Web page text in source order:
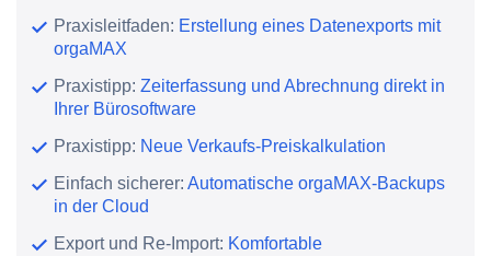
Praxisleitfaden: Erstellung eines Datenexports mit
orgaMAX
Praxistipp: Zeiterfassung und Abrechnung direkt in
Ihrer Bürosoftware
Praxistipp: Neue Verkaufs-Preiskalkulation
Einfach sicherer: Automatische orgaMAX-Backups
in der Cloud
Export und Re-Import: Komfortable